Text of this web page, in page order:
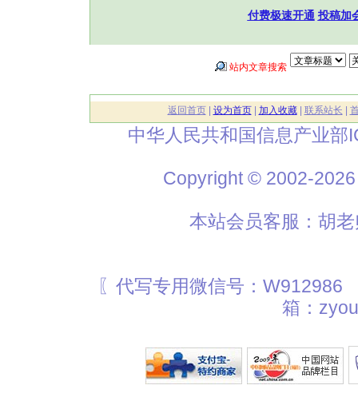
付费极速开通 投稿加
站内文章搜索
返回首页| 设为首页| 加入收藏| 联系站长
中华人民共和国信息产业部
Copyright © 2002-
本站会员客服：胡
〖代写专用微信号：
箱：